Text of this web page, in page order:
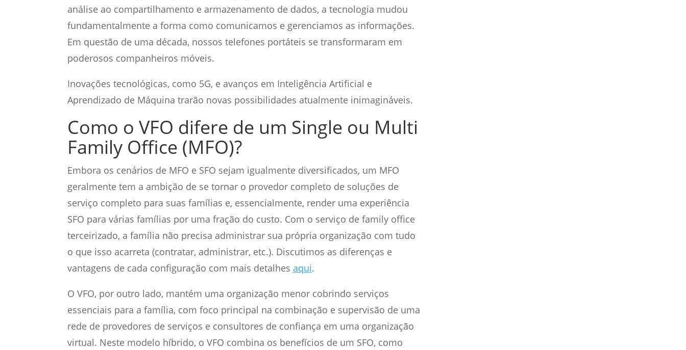
análise ao compartilhamento e armazenamento de dados, a tecnologia mudou
fundamentalmente a forma como comunicamos e gerenciamos as informações.
Em questão de uma década, nossos telefones portáteis se transformaram em
poderosos companheiros móveis.
Inovações tecnológicas, como 5G, e avanços em Inteligência Artificial e
Aprendizado de Máquina trarão novas possibilidades atualmente inimagináveis.
Como o VFO difere de um Single ou Multi
Family Office (MFO)?
Embora os cenários de MFO e SFO sejam igualmente diversificados, um MFO
geralmente tem a ambição de se tornar o provedor completo de soluções de
serviço completo para suas famílias e, essencialmente, render uma experiência
SFO para várias famílias por uma fração do custo. Com o serviço de family office
terceirizado, a família não precisa administrar sua própria organização com tudo
o que isso acarreta (contratar, administrar, etc.). Discutimos as diferenças e
vantagens de cada configuração com mais detalhes aqui.
O VFO, por outro lado, mantém uma organização menor cobrindo serviços
essenciais para a família, com foco principal na combinação e supervisão de uma
rede de provedores de serviços e consultores de confiança em uma organização
virtual. Neste modelo híbrido, o VFO combina os benefícios de um SFO, como